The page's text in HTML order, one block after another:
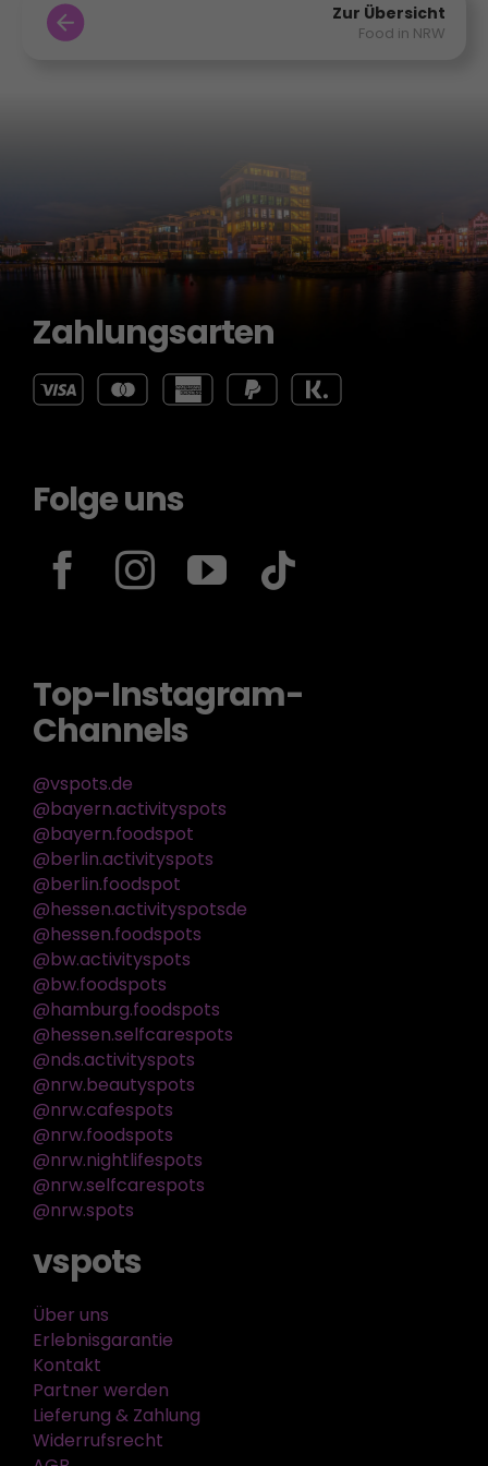
Zur Übersicht
Food in NRW
Zahlungsarten
Folge uns
Top-Instagram-
Channels
@vspots.de
@bayern.activityspots
@bayern.foodspot
@berlin.activityspots
@berlin.foodspot
@hessen.activityspotsde
@hessen.foodspots
@bw.activityspots
@bw.foodspots
@hamburg.foodspots
@hessen.selfcarespots
@nds.activityspots
@nrw.beautyspots
@nrw.cafespots
@nrw.foodspots
@nrw.nightlifespots
@nrw.selfcarespots
@nrw.spots
vspots
Über uns
Erlebnisgarantie
Kontakt
Partner werden
Lieferung & Zahlung
Widerrufsrecht